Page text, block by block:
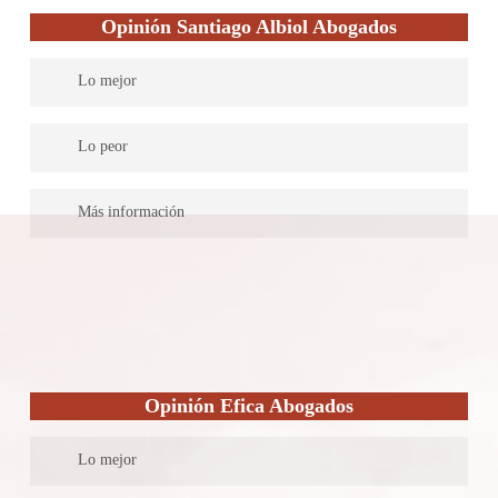
administrativa, representación procesal en los Juicios ventilados
reclamaciones de cantidad, bien sea por indemnización laboral y
procedimientos de ejecución, etc.
Opinión Santiago Albiol Abogados
Lo mejor
y empresas, con especialización en la negociación extraprocesal.
Lo peor
Más información
fundamentales de los trabajadores.
Opinión Efica Abogados
Lo mejor